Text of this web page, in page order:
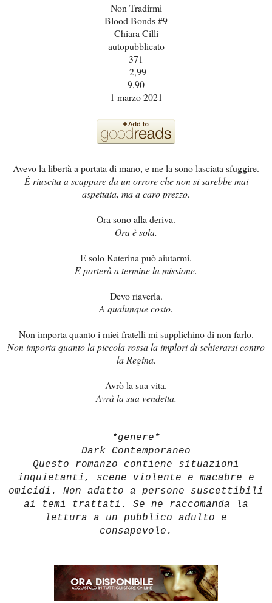
Non Tradirmi
Blood Bonds #9
Chiara Cilli
autopubblicato
371
2,99
9,90
1 marzo 2021
Avevo la libertà a portata di mano, e me la sono lasciata sfuggire.
È riuscita a scappare da un orrore che non si sarebbe mai
aspettata, ma a caro prezzo.
Ora sono alla deriva.
Ora è sola.
E solo Katerina può aiutarmi.
E porterà a termine la missione.
Devo riaverla.
A qualunque costo.
Non importa quanto i miei fratelli mi supplichino di non farlo.
Non importa quanto la piccola rossa la implori di schierarsi contro
la Regina.
Avrò la sua vita.
Avrà la sua vendetta.
*genere*
Dark Contemporaneo
Questo romanzo contiene situazioni
inquietanti, scene violente e macabre e
omicidi. Non adatto a persone suscettibili
ai temi trattati. Se ne raccomanda la
lettura a un pubblico adulto e
consapevole.